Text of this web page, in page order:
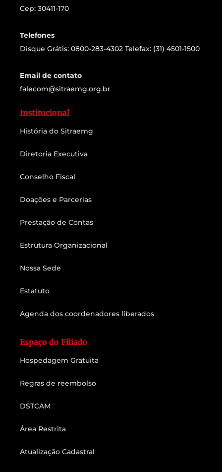
Cep: 30411-170
Telefones
Disque Grátis: 0800-283-4302 Telefax: (31) 4501-1500
Email de contato
falecom@sitraemg.org.br
Institucional
História do Sitraemg
Diretoria Executiva
Conselho Fiscal
Doações e Parcerias
Prestação de Contas
Estrutura Organizacional
Nossa Sede
Estatuto
Agenda dos coordenadores liberados
Espaço do Filiado
Hospedagem Gratuita
Regras de reembolso
DSTCAM
Área Restrita
Atualização Cadastral